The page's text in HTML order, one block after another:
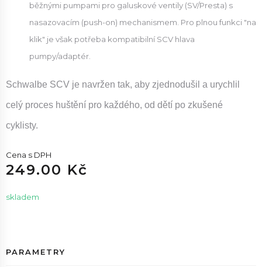
běžnými pumpami pro galuskové ventily (SV/Presta) s
nasazovacím (push-on) mechanismem. Pro plnou funkci "na
klik" je však potřeba kompatibilní SCV hlava
pumpy/adaptér.
Schwalbe SCV je navržen tak, aby zjednodušil a urychlil
celý proces huštění pro každého, od dětí po zkušené
cyklisty.
Cena s DPH
249.00 Kč
skladem
PARAMETRY